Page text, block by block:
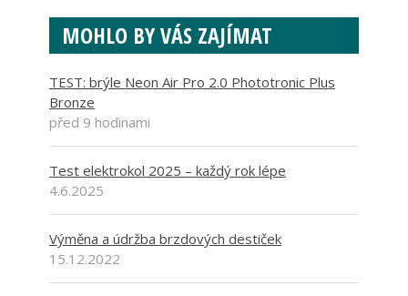
MOHLO BY VÁS ZAJÍMAT
TEST: brýle Neon Air Pro 2.0 Phototronic Plus
Bronze
před 9 hodinami
Test elektrokol 2025 – každý rok lépe
4.6.2025
Výměna a údržba brzdových destiček
15.12.2022